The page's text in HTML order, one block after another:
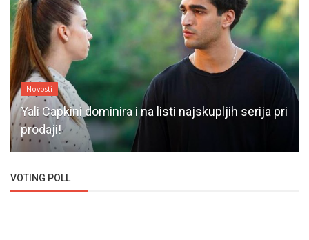
Novosti
Yali Capkini dominira i na listi najskupljih serija pri
prodaji!
VOTING POLL